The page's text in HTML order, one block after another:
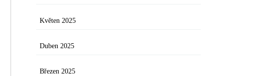
Květen 2025
Duben 2025
Březen 2025